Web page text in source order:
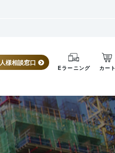
様相談窓口
Eラーニング カート